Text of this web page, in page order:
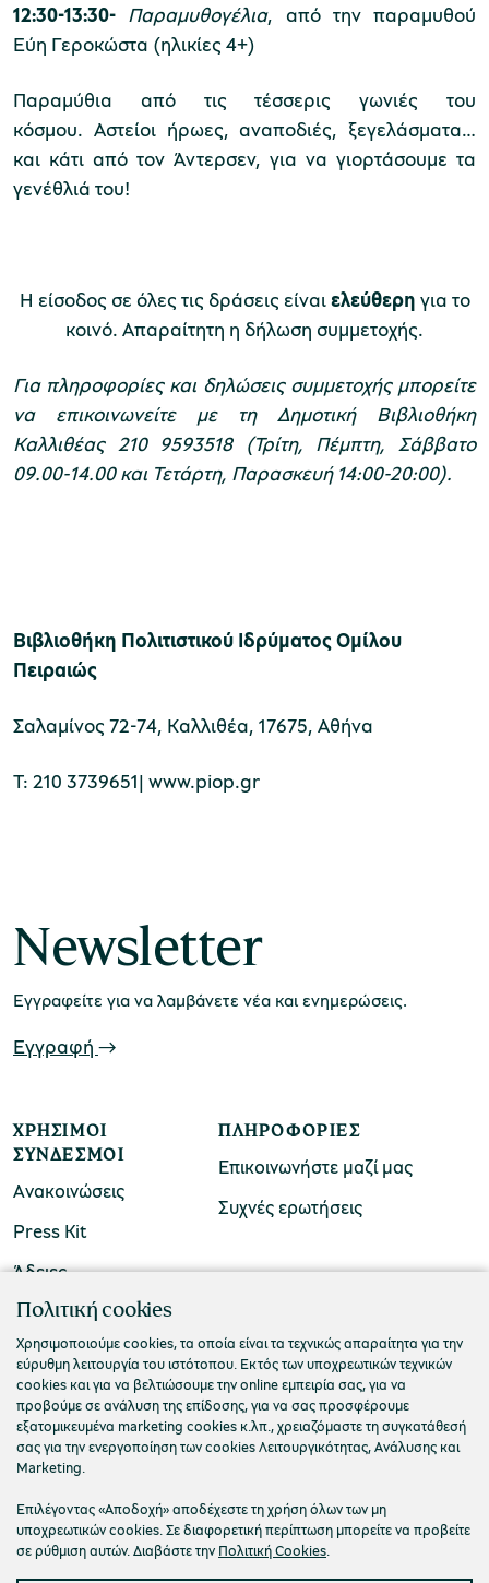
12:30-13:30- Παραμυθογέλια, από την παραμυθού
Εύη Γεροκώστα (ηλικίες 4+)
Παραμύθια από τις τέσσερις γωνιές του
κόσμου. Αστείοι ήρωες, αναποδιές, ξεγελάσματα…
και κάτι από τον Άντερσεν, για να γιορτάσουμε τα
γενέθλιά του!
Η είσοδος σε όλες τις δράσεις είναιελεύθερη για το
κοινό. Απαραίτητη η δήλωση συμμετοχής.
Για πληροφορίες και δηλώσεις συμμετοχής μπορείτε
να επικοινωνείτε με τη Δημοτική Βιβλιοθήκη
Καλλιθέας 210 9593518 (Τρίτη, Πέμπτη, Σάββατο
09.00-14.00 και Τετάρτη, Παρασκευή 14:00-20:00).
Βιβλιοθήκη Πολιτιστικού Ιδρύματος Ομίλου
Πειραιώς
Σαλαμίνος 72-74, Καλλιθέα, 17675, Αθήνα
Τ: 210 3739651| www.piop.gr
Newsletter
Εγγραφείτε για να λαμβάνετε νέα και ενημερώσεις.
Εγγραφή
ΧΡΉΣΙΜΟΙ
ΣΎΝΔΕΣΜΟΙ
Ανακοινώσεις
Press Kit
Άδειες
ΠΛΗΡΟΦΟΡΊΕΣ
Επικοινωνήστε μαζί μας
Συχνές ερωτήσεις
ΠΟΛΙΤΙΣΤΙΚΟ ΙΔΡΥΜΑ ΟΜΙΛΟΥ ΠΕΙΡΑΙΩΣ
Τ. 210 3256922
Ε. info@piop.gr
ΣΥΝΔΕΘΕΙΤΕ ΜΑΖΙ ΜΑΣ
Πολιτική cookies
Χρησιμοποιούμε cookies, τα οποία είναι τα τεχνικώς απαραίτητα για την
εύρυθμη λειτουργία του ιστότοπου. Εκτός των υποχρεωτικών τεχνικών
cookies και για να βελτιώσουμε την online εμπειρία σας, για να
προβούμε σε ανάλυση της επίδοσης, για να σας προσφέρουμε
εξατομικευμένα marketing cookies κ.λπ., χρειαζόμαστε τη συγκατάθεσή
σας για την ενεργοποίηση των cookies Λειτουργικότητας, Ανάλυσης και
Marketing.
Επιλέγοντας «Αποδοχή» αποδέχεστε τη χρήση όλων των μη
υποχρεωτικών cookies. Σε διαφορετική περίπτωση μπορείτε να προβείτε
σε ρύθμιση αυτών. Διαβάστε την Πολιτική Cookies.